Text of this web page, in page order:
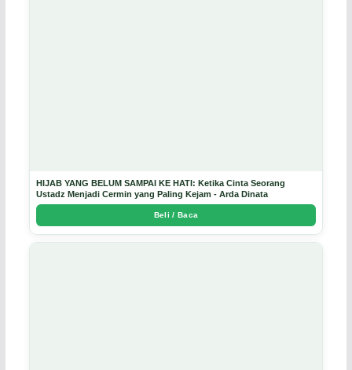
HIJAB YANG BELUM SAMPAI KE HATI: Ketika Cinta Seorang
Ustadz Menjadi Cermin yang Paling Kejam - Arda Dinata
Beli / Baca